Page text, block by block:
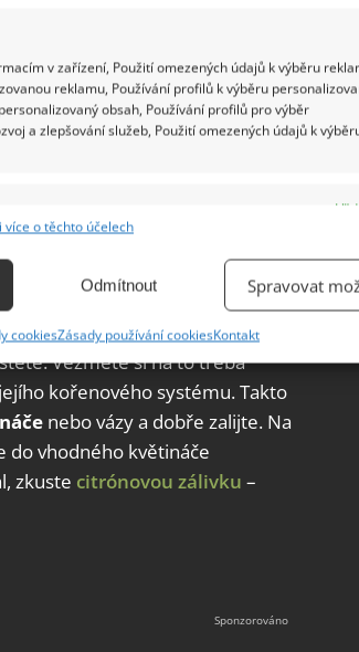
v zařízení, Použití omezených údajů k výběru
reklamu, Používání profilů k výběru
obsah, Používání profilů pro výběr
a zlepšování služeb, Použití omezených údajů k
automaticky přenášených informací.
informací.
a zjišťování podvodů a
a zobrazování reklamy a obsahu,
ochrany osobních údajů.
více o těchto účelech
Odmítnout Spravovat
cookiesZásady používání cookiesKontakt
Vezměte si na to třeba
kořenového systému. Takto
nebo vázy a dobře zalijte. Na
do vhodného květináče
zkuste citrónovou zálivku –